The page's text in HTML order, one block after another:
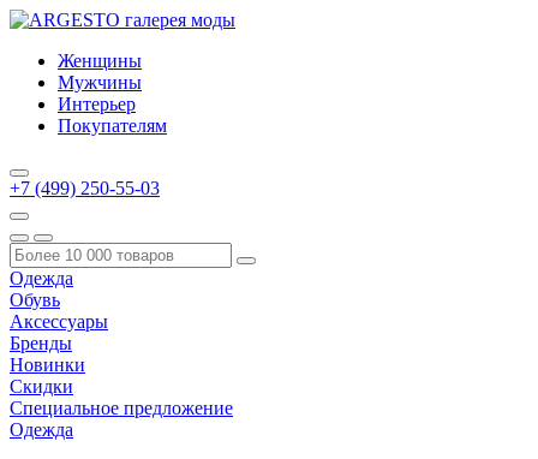
Женщины
Мужчины
Интерьер
Покупателям
+7 (499) 250-55-03
Одежда
Обувь
Аксессуары
Бренды
Новинки
Скидки
Специальное предложение
Одежда